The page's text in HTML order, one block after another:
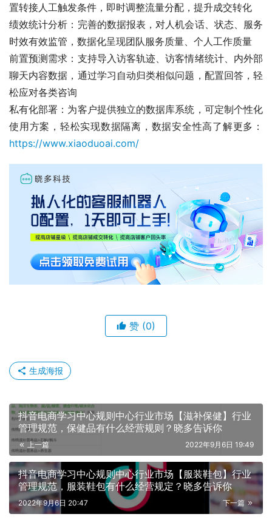
置转接人工触发条件，即时调整流量分配，提升成交转化
绩效统计分析：完善的数据报表，对人机会话、状态、服务
时效有效监管，数据化呈现团队服务质量、个人工作质量
前置预测需求：支持导入访客轨迹、访客情绪统计、内外部
聊天内容数据，通过学习自动归类相似问题，配置回答，轻
松应对各类咨询
私有化部署：为客户提供独立的数据库系统，可定制个性化
使用方案，轻松实现数据隔离，数据安全性高了解更多：
https://www.xiaoduoai.com/
赞 (0)
生成海报
抖音电商学习中心规则中心行业市场【滋补保健】行业
管理规范，保健品有什么经营规则？晓多告诉你
上一篇 2022年9月6日 19:49
抖音电商学习中心规则中心行业市场【服装鞋包】行业
管理规范，服装鞋包有什么经营规定？晓多告诉你
下一篇
2022年9月6日 20:47